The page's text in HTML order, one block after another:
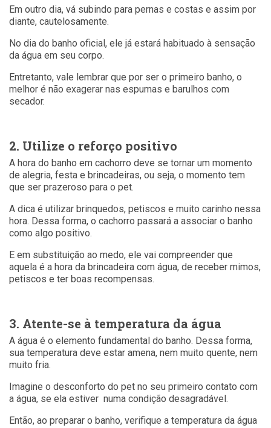
Em outro dia, vá subindo para pernas e costas e assim por
diante, cautelosamente.
No dia do banho oficial, ele já estará habituado à sensação
da água em seu corpo.
Entretanto, vale lembrar que por ser o primeiro banho, o
melhor é não exagerar nas espumas e barulhos com
secador.
2. Utilize o reforço positivo
A hora do banho em cachorro deve se tornar um momento
de alegria, festa e brincadeiras, ou seja, o momento tem
que ser prazeroso para o pet.
A dica é utilizar brinquedos, petiscos e muito carinho nessa
hora. Dessa forma, o cachorro passará a associar o banho
como algo positivo.
E em substituição ao medo, ele vai compreender que
aquela é a hora da brincadeira com água, de receber mimos,
petiscos e ter boas recompensas.
3. Atente-se à temperatura da água
A água é o elemento fundamental do banho. Dessa forma,
sua temperatura deve estar amena, nem muito quente, nem
muito fria.
Imagine o desconforto do pet no seu primeiro contato com
a água, se ela estiver numa condição desagradável.
Então, ao preparar o banho, verifique a temperatura da água